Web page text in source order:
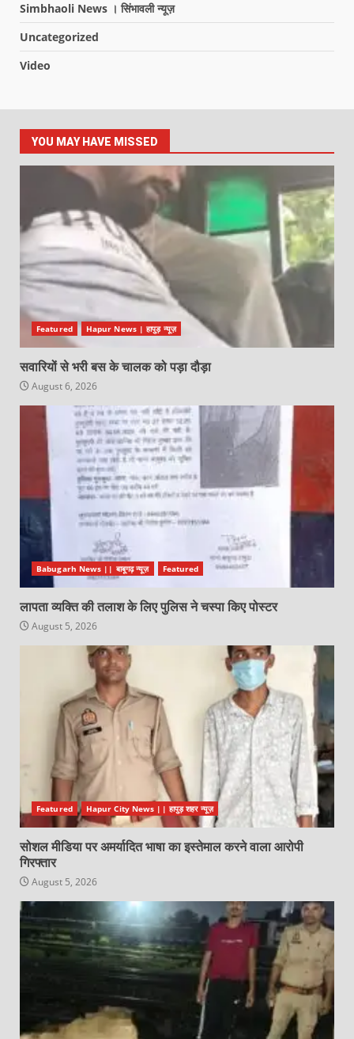
Simbhaoli News । सिंभावली न्यूज़
Uncategorized
Video
YOU MAY HAVE MISSED
Featured Hapur News | हापुड़ न्यूज़
सवारियों से भरी बस के चालक को पड़ा दौड़ा
August 6, 2026
Babugarh News || बाबूगढ़ न्यूज़ Featured
लापता व्यक्ति की तलाश के लिए पुलिस ने चस्पा किए पोस्टर
August 5, 2026
Featured Hapur City News || हापुड़ शहर न्यूज़
सोशल मीडिया पर अमर्यादित भाषा का इस्तेमाल करने वाला आरोपी
गिरफ्तार
August 5, 2026